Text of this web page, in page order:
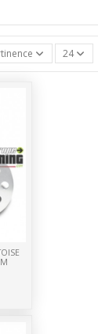
24